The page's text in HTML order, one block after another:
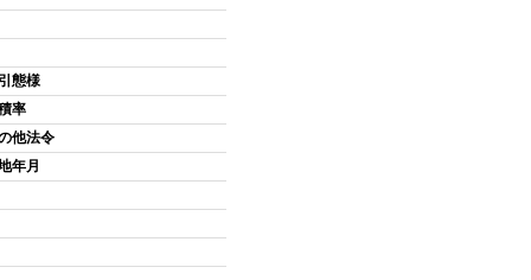
態様
率
他法令
年月